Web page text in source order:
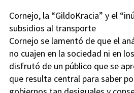
Cornejo, la “GildoKracia” y el
subsidios al transporte
Cornejo se lamentó de que el
no cuajen en la sociedad ni en
disfrutó de un público que se
que resulta central para saber